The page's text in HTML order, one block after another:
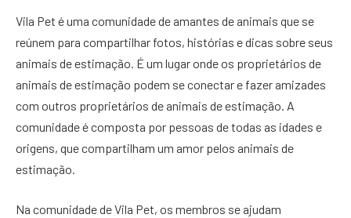
Vila Pet é uma comunidade de amantes de animais que se
reúnem para compartilhar fotos, histórias e dicas sobre seus
animais de estimação. É um lugar onde os proprietários de
animais de estimação podem se conectar e fazer amizades
com outros proprietários de animais de estimação. A
comunidade é composta por pessoas de todas as idades e
origens, que compartilham um amor pelos animais de
estimação.
Na comunidade de Vila Pet, os membros se ajudam